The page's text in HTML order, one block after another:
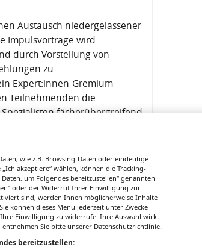
Austausch niedergelassener
Impulsvorträge wird
durch Vorstellung von
zu
Expert:innen-Gremium
Teilnehmenden die
fächerübergreifend
wie z.B. Browsing-Daten oder eindeutige
akzeptiere“ wählen, können die Tracking-
um Folgendes bereitzustellen“ genannten
oder der Widerruf Ihrer Einwilligung zur
sind, werden Ihnen möglicherweise Inhalte
können dieses Menü jederzeit unter Zwecke
Einwilligung zu widerrufe. Ihre Auswahl wirkt
Sie bitte unserer Datenschutzrichtlinie.
bereitzustellen: